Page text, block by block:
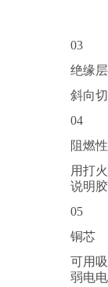
03
绝缘层
斜向
04
阻燃性
用打
说明
05
铜芯
可用
弱电